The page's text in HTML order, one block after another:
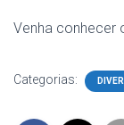
Venha conhecer
Categorias: